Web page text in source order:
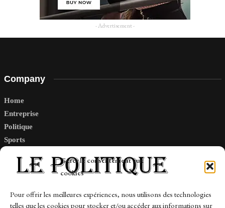
Gérer le consentement aux
cookies
Pour offrir les meilleures expériences, nous utilisons des technologies
telles que les cookies pour stocker et/ou accéder aux informations sur
- Advertisement -
Company
Home
Entreprise
Politique
Sports